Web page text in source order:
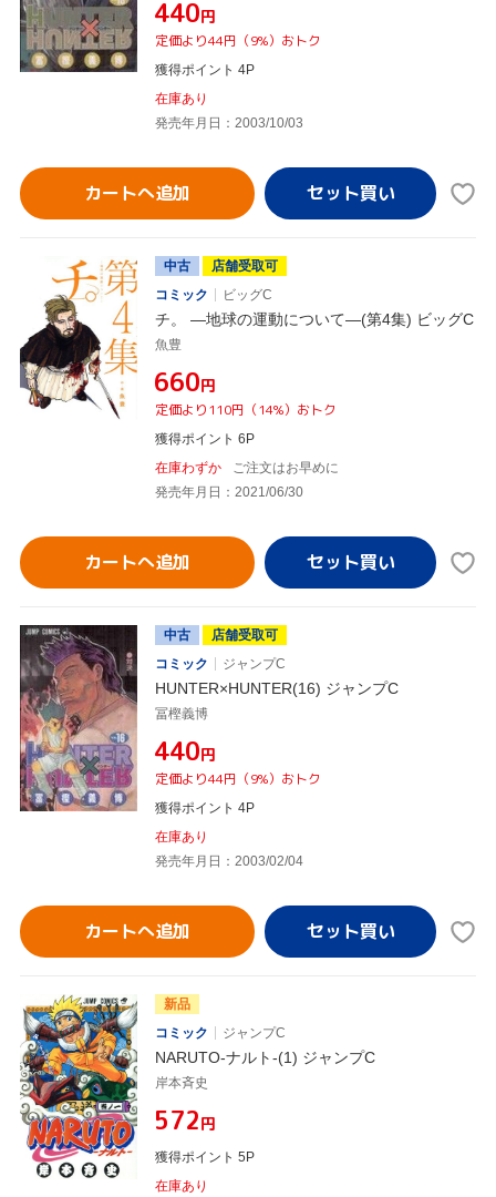
¥440円
定価より44円（9%）おトク
獲得ポイント 4P
在庫あり
発売年月日：2003/10/03
カートへ追加
中古
店舗受取可
コミック
ビッグC
チ。 ―地球の運動について―(第4集) ビッグC
魚豊
¥660円
定価より110円（14%）おトク
獲得ポイント 6P
在庫わずか
ご注文はお早めに
発売年月日：2021/06/30
カートへ追加
中古
店舗受取可
コミック
ジャンプC
HUNTER×HUNTER(16) ジャンプC
冨樫義博
¥440円
定価より44円（9%）おトク
獲得ポイント 4P
在庫あり
発売年月日：2003/02/04
カートへ追加
新品
コミック
ジャンプC
NARUTO-ナルト-(1) ジャンプC
岸本斉史
¥572円
獲得ポイント 5P
在庫あり